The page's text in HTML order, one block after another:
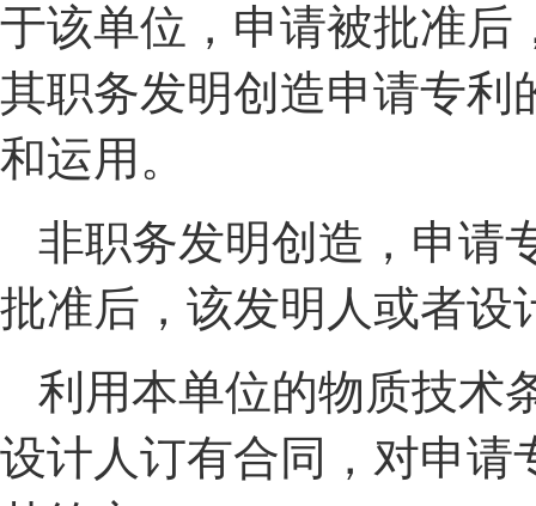
于该单位，申请被批准后
其职务发明创造申请专利
和运用。
非职务发明创造，申请
批准后，该发明人或者设
利用本单位的物质技术
设计人订有合同，对申请